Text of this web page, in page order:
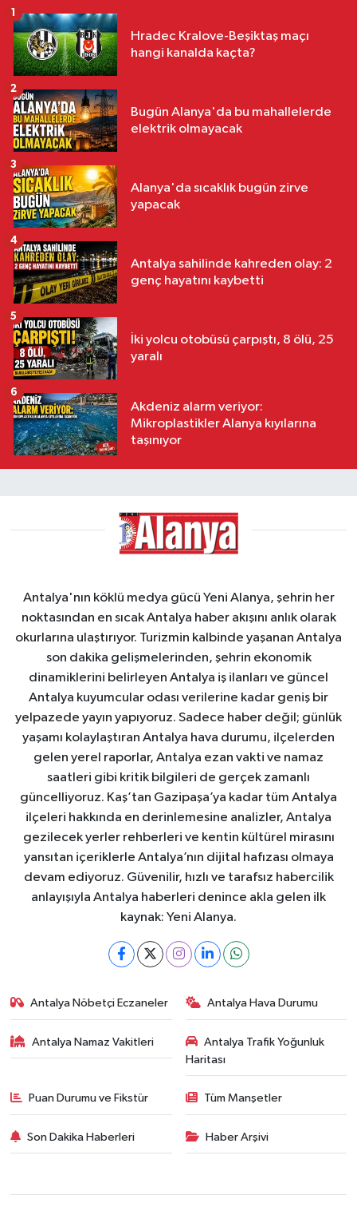
Hradec Kralove-Beşiktaş maçı
hangi kanalda kaçta?
1
Bugün Alanya'da bu mahallelerde
elektrik olmayacak
2
Alanya'da sıcaklık bugün zirve
yapacak
3
Antalya sahilinde kahreden olay: 2
genç hayatını kaybetti
4
İki yolcu otobüsü çarpıştı, 8 ölü, 25
yaralı
5
Akdeniz alarm veriyor:
Mikroplastikler Alanya kıyılarına
taşınıyor
6
Antalya'nın köklü medya gücü Yeni Alanya, şehrin her
noktasından en sıcak Antalya haber akışını anlık olarak
okurlarına ulaştırıyor. Turizmin kalbinde yaşanan Antalya
son dakika gelişmelerinden, şehrin ekonomik
dinamiklerini belirleyen Antalya iş ilanları ve güncel
Antalya kuyumcular odası verilerine kadar geniş bir
yelpazede yayın yapıyoruz. Sadece haber değil; günlük
yaşamı kolaylaştıran Antalya hava durumu, ilçelerden
gelen yerel raporlar, Antalya ezan vakti ve namaz
saatleri gibi kritik bilgileri de gerçek zamanlı
güncelliyoruz. Kaş’tan Gazipaşa’ya kadar tüm Antalya
ilçeleri hakkında en derinlemesine analizler, Antalya
gezilecek yerler rehberleri ve kentin kültürel mirasını
yansıtan içeriklerle Antalya’nın dijital hafızası olmaya
devam ediyoruz. Güvenilir, hızlı ve tarafsız habercilik
anlayışıyla Antalya haberleri denince akla gelen ilk
kaynak: Yeni Alanya.
Antalya Nöbetçi Eczaneler Antalya Hava Durumu
Antalya Namaz Vakitleri
Antalya Trafik Yoğunluk
Haritası
Puan Durumu ve Fikstür Tüm Manşetler
Son Dakika Haberleri Haber Arşivi